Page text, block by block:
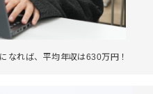
なれば、平均年収は630万円！